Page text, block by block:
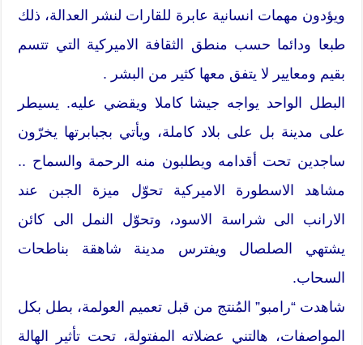
ويؤدون مهمات انسانية عابرة للقارات لنشر العدالة، ذلك
طبعا ودائما حسب منطق الثقافة الاميركية التي تتسم
بقيم ومعايير لا يتفق معها كثير من البشر .
البطل الواحد يواجه جيشا كاملا ويقضي عليه. يسيطر
على مدينة بل على بلاد كاملة، ويأتي بجبابرتها يخرّون
ساجدين تحت أقدامه ويطلبون منه الرحمة والسماح ..
مشاهد الاسطورة الاميركية تحوّل ميزة الجبن عند
الارانب الى شراسة الاسود، وتحوّل النمل الى كائن
يشتهي الصلصال ويفترس مدينة شاهقة بناطحات
السحاب.
شاهدت “رامبو” المُنتج من قبل تعميم العولمة، بطل بكل
المواصفات، هالتني عضلاته المفتولة، تحت تأثير الهالة